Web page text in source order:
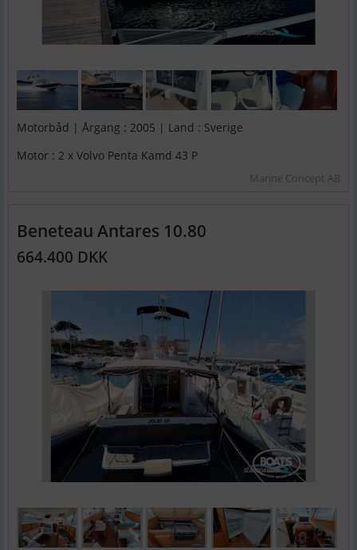
Motorbåd | Årgang : 2005 | Land : Sverige
Motor : 2 x Volvo Penta Kamd 43 P
Marine Concept AB
Beneteau Antares 10.80
664.400 DKK